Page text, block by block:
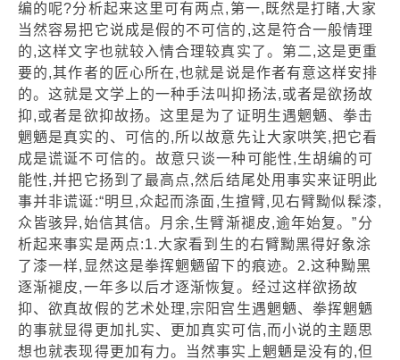
编的呢?分析起来这里可有两点,第一,既然是打睹,大家
当然容易把它说成是假的不可信的,这是符合一般情理
的,这样文字也就较入情合理较真实了。第二,这是更重
要的,其作者的匠心所在,也就是说是作者有意这样安排
的。这就是文学上的一种手法叫抑扬法,或者是欲扬故
抑,或者是欲抑故扬。这里是为了证明生遇魍魉、拳击
魍魉是真实的、可信的,所以故意先让大家哄笑,把它看
成是谎诞不可信的。故意只谈一种可能性,生胡编的可
能性,并把它扬到了最高点,然后结尾处用事实来证明此
事并非谎诞:“明旦,众起而涤面,生揎臂,见右臂黝似髹漆,
众皆骇异,始信其信。月余,生臂渐褪皮,逾年始复。”分
析起来事实是两点:1.大家看到生的右臂黝黑得好象涂
了漆一样,显然这是拳挥魍魉留下的痕迹。2.这种黝黑
逐渐褪皮,一年多以后才逐渐恢复。经过这样欲扬故
抑、欲真故假的艺术处理,宗阳宫生遇魍魉、拳挥魍魉
的事就显得更加扎实、更加真实可信,而小说的主题思
想也就表现得更加有力。当然事实上魍魉是没有的,但